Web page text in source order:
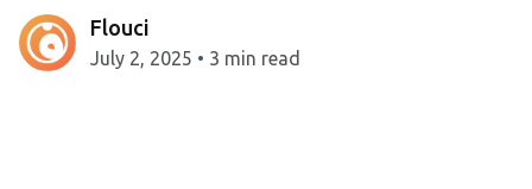
Flouci
July 2, 2025 • 3 min read